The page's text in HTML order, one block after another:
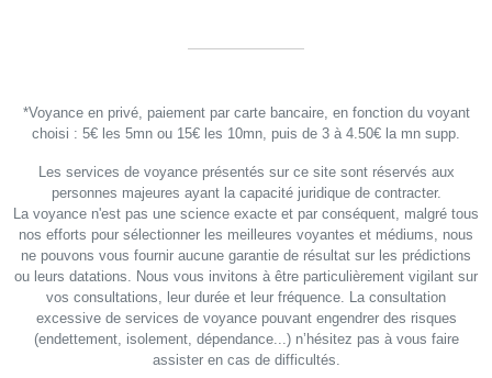
*Voyance en privé, paiement par carte bancaire, en fonction du voyant
choisi : 5€ les 5mn ou 15€ les 10mn, puis de 3 à 4.50€ la mn supp.
Les services de voyance présentés sur ce site sont réservés aux
personnes majeures ayant la capacité juridique de contracter.
La voyance n'est pas une science exacte et par conséquent, malgré tous
nos efforts pour sélectionner les meilleures voyantes et médiums, nous
ne pouvons vous fournir aucune garantie de résultat sur les prédictions
ou leurs datations. Nous vous invitons à être particulièrement vigilant sur
vos consultations, leur durée et leur fréquence. La consultation
excessive de services de voyance pouvant engendrer des risques
(endettement, isolement, dépendance...) n’hésitez pas à vous faire
assister en cas de difficultés.